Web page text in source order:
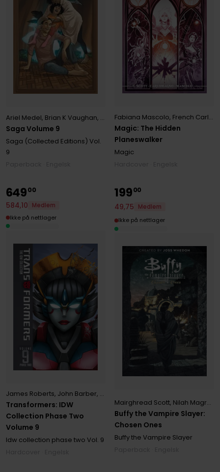
Saga Volume 9
Ariel Medel, Brian K Vaughan, Ed Benes,Fiona Staples,G. Willow
Saga (Collected Editions) Vol.
9
Magic: The Hidden
Planeswalker
Fabiana Mascolo, French Carlomagno
Magic
Transformers: IDW
Collection Phase Two
Volume 9
James Roberts, John Barber, Livio Ramondelli
Idw collection phase two Vol. 9
64900
584,10
Medlem
Ikke på nettlager
Buffy the Vampire Slayer:
Chosen Ones
Mairghread Scott, Nilah Magruder
Buffy the Vampire Slayer
19900
49,75
Medlem
Ikke på nettlager